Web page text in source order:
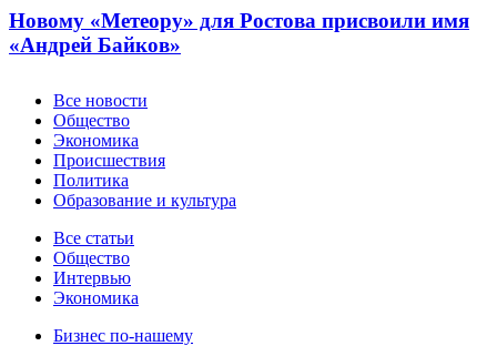
Новому «Метеору» для Ростова присвоили имя
«Андрей Байков»
Новости
Все новости
Общество
Экономика
Происшествия
Политика
Образование и культура
Статьи
Все статьи
Общество
Интервью
Экономика
Разное
Бизнес по-нашему